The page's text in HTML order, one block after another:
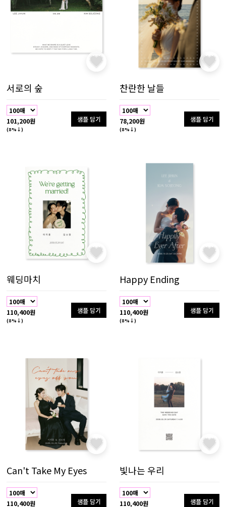
서로의 숲
101,200원
(8%↓)
샘플 담기
찬란한 날들
78,200원
(8%↓)
샘플 담기
웨딩마치
110,400원
(8%↓)
샘플 담기
Happy Ending
110,400원
(8%↓)
샘플 담기
Can't Take My Eyes
110,400원 샘플 담기
빛나는 우리
110,400원 샘플 담기